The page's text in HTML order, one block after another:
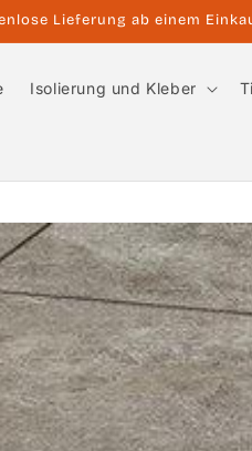
5 % Rabatt auf Ihre
Isolierung und Kleber